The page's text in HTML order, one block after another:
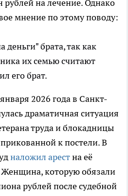
на лечение. Однако
мнение по этому поводу:
деньги" брата, так как
их семью считают
его брат.
2026 года в Санкт-
драматичная ситуация
труда и блокадницы
к постели. В
наложил арестна её
которую обязали
рублей после судебной